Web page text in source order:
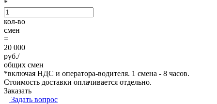
*
кол-во
смен
=
20 000
руб./
общих смен
*включая НДС и оператора-водителя. 1 смена - 8 часов.
Стоимость доставки оплачивается отдельно.
Заказать
Задать вопрос